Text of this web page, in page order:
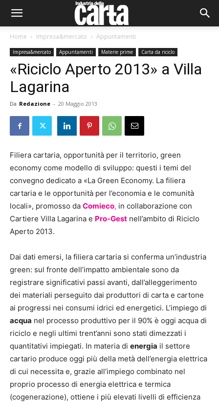
Home Impresa&mercato Appuntamenti
Impresa&mercato Appuntamenti Materie prime Carta da riciclo
«Riciclo Aperto 2013» a Villa
Lagarina
Da Redazione - 20 Maggio 2013
Filiera cartaria, opportunità per il territorio, green
economy come modello di sviluppo: questi i temi del
convegno dedicato a «La Green Economy. La filiera
cartaria e le opportunità per l’economia e le comunità
locali», promosso da Comieco, in collaborazione con
Cartiere Villa Lagarina e Pro-Gest nell’ambito di Riciclo
Aperto 2013.
Dai dati emersi, la filiera cartaria si conferma un’industria
green: sul fronte dell’impatto ambientale sono da
registrare significativi passi avanti, dall’alleggerimento
dei materiali perseguito dai produttori di carta e cartone
ai progressi nei consumi idrici ed energetici. L’impiego di
acqua nel processo produttivo per il 90% è oggi acqua di
riciclo e negli ultimi trent’anni sono stati dimezzati i
quantitativi impiegati. In materia di energia il settore
cartario produce oggi più della metà dell’energia elettrica
di cui necessita e, grazie all’impiego combinato nel
proprio processo di energia elettrica e termica
(cogenerazione), ottiene i più elevati livelli di efficienza